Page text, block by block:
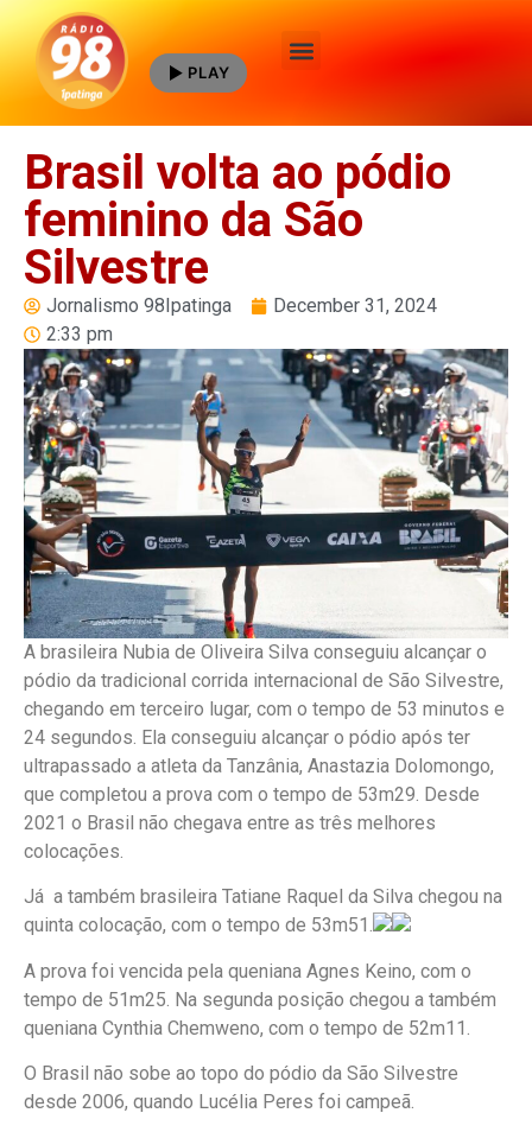
PLAY
Brasil volta ao pódio
feminino da São
Silvestre
Jornalismo 98Ipatinga
December 31, 2024
2:33 pm
A brasileira Nubia de Oliveira Silva conseguiu alcançar o
pódio da tradicional corrida internacional de São Silvestre,
chegando em terceiro lugar, com o tempo de 53 minutos e
24 segundos. Ela conseguiu alcançar o pódio após ter
ultrapassado a atleta da Tanzânia, Anastazia Dolomongo,
que completou a prova com o tempo de 53m29. Desde
2021 o Brasil não chegava entre as três melhores
colocações.
Já a também brasileira Tatiane Raquel da Silva chegou na
quinta colocação, com o tempo de 53m51.
A prova foi vencida pela queniana Agnes Keino, com o
tempo de 51m25. Na segunda posição chegou a também
queniana Cynthia Chemweno, com o tempo de 52m11.
O Brasil não sobe ao topo do pódio da São Silvestre
desde 2006, quando Lucélia Peres foi campeã.